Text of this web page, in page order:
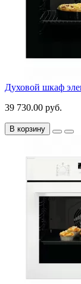
Духовой шкаф
39 730.00 руб.
В корзину